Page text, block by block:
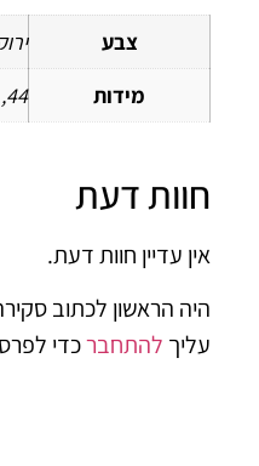
צבע
מידות
44, 46, 48
חוות דעת
אין עדיין חוות דעת.
היה הראשון לכתוב
עליך להתחברכדי